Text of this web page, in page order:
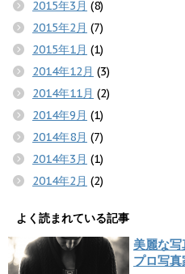
2015年3月 (8)
2015年2月 (7)
2015年1月 (1)
2014年12月 (3)
2014年11月 (2)
2014年9月 (1)
2014年8月 (7)
2014年3月 (1)
2014年2月 (2)
よく読まれている記事
美麗な
プロ写